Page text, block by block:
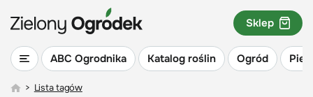
ABC Ogrodnika Katalog roślin Ogród
Sklep
> Lista tagów